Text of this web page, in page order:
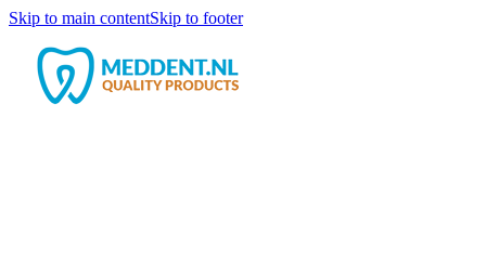
Skip to main contentSkip to footer